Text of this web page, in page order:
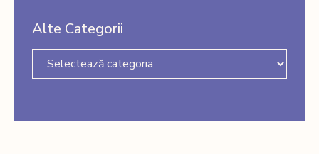
Alte Categorii